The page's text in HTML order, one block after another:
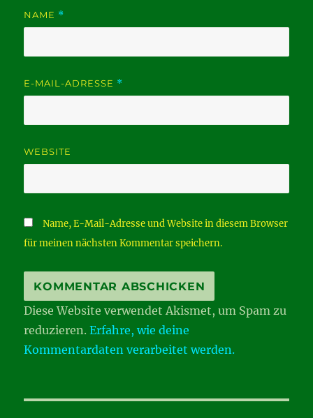
NAME *
E-MAIL-ADRESSE *
WEBSITE
Name, E-Mail-Adresse und Website in diesem Browser
für meinen nächsten Kommentar speichern.
Diese Website verwendet Akismet, um Spam zu
reduzieren.Erfahre, wie deine
Kommentardaten verarbeitet werden.